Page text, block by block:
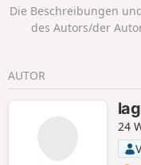
Die Beschreibungen
des Autors/der
AUTOR
24